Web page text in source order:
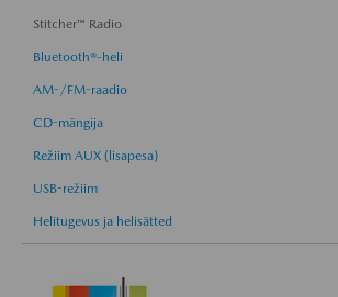
Stitcher™ Radio
Bluetooth®-heli
AM-/FM-raadio
CD-mängija
Režiim AUX (lisapesa)
USB-režiim
Helitugevus ja helisätted